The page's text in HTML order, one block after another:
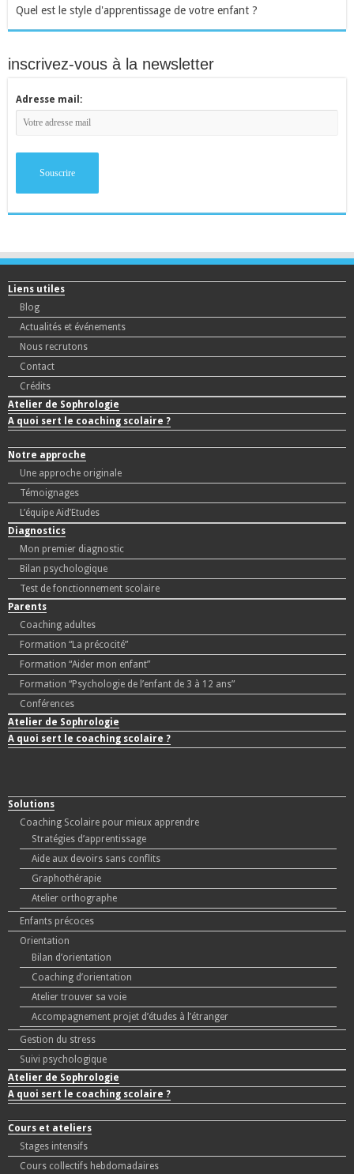
Quel est le style d'apprentissage de votre enfant ?
inscrivez-vous à la newsletter
Adresse mail:
Liens utiles
Blog
Actualités et événements
Nous recrutons
Contact
Crédits
Atelier de Sophrologie
A quoi sert le coaching scolaire ?
Notre approche
Une approche originale
Témoignages
L’équipe Aid’Etudes
Diagnostics
Mon premier diagnostic
Bilan psychologique
Test de fonctionnement scolaire
Parents
Coaching adultes
Formation “La précocité”
Formation “Aider mon enfant”
Formation “Psychologie de l’enfant de 3 à 12 ans”
Conférences
Atelier de Sophrologie
A quoi sert le coaching scolaire ?
Solutions
Coaching Scolaire pour mieux apprendre
Stratégies d’apprentissage
Aide aux devoirs sans conflits
Graphothérapie
Atelier orthographe
Enfants précoces
Orientation
Bilan d’orientation
Coaching d’orientation
Atelier trouver sa voie
Accompagnement projet d’études à l’étranger
Gestion du stress
Suivi psychologique
Atelier de Sophrologie
A quoi sert le coaching scolaire ?
Cours et ateliers
Stages intensifs
Cours collectifs hebdomadaires